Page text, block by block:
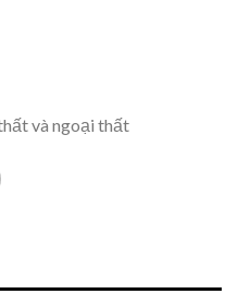
và ngoại thất